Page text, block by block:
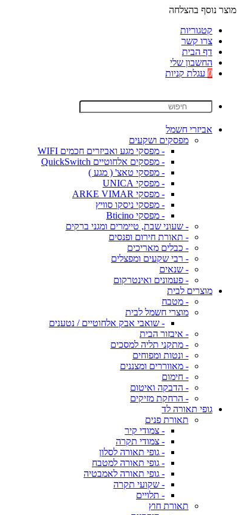
מוצר נוסף בהצלחה
קטגוריות
צרו קשר
דף הבית
החשבון שלי
0 עגלת קניות
אביזרי חשמל
מפסקים ושקעים
- מפסקי מגע ואביזרים חכמים WIFI
- מפסקים אלחוטיים QuickSwitch
- מפסקי טאצ' ( מגע )
- מפסקי UNICA
- מפסקי ARKE VIMAR
- מפסקי ניסקו סוויץ
- מפסקי Bticino
- שעוני שבת, טיימרים ומגני ברקים
- תאורת חירום ופנסים
- כבלים מאריכים
- רבי שקעים ומפצלים
- שנאים
- פעמונים ואינטרקום
מוצרים לבית
- מטבח
מוצרי חשמל לבית
- שואבי אבק אלחוטיים / נטענים
- איבזור הבית
- מתקני תליה למסכים
- ונטות ומפוחים
- מאווררים ומצננים
- חימום
- הדבקה ואיטום
- הרחקת מזיקים
גופי תאורה לד
תאורת פנים
- צמודי קיר
- צמודי תקרה
- גופי תאורה לסלון
- גופי תאורה למטבח
- גופי תאורה לאמבטיה
- שקועי תקרה
- תלויים
תאורת חוץ